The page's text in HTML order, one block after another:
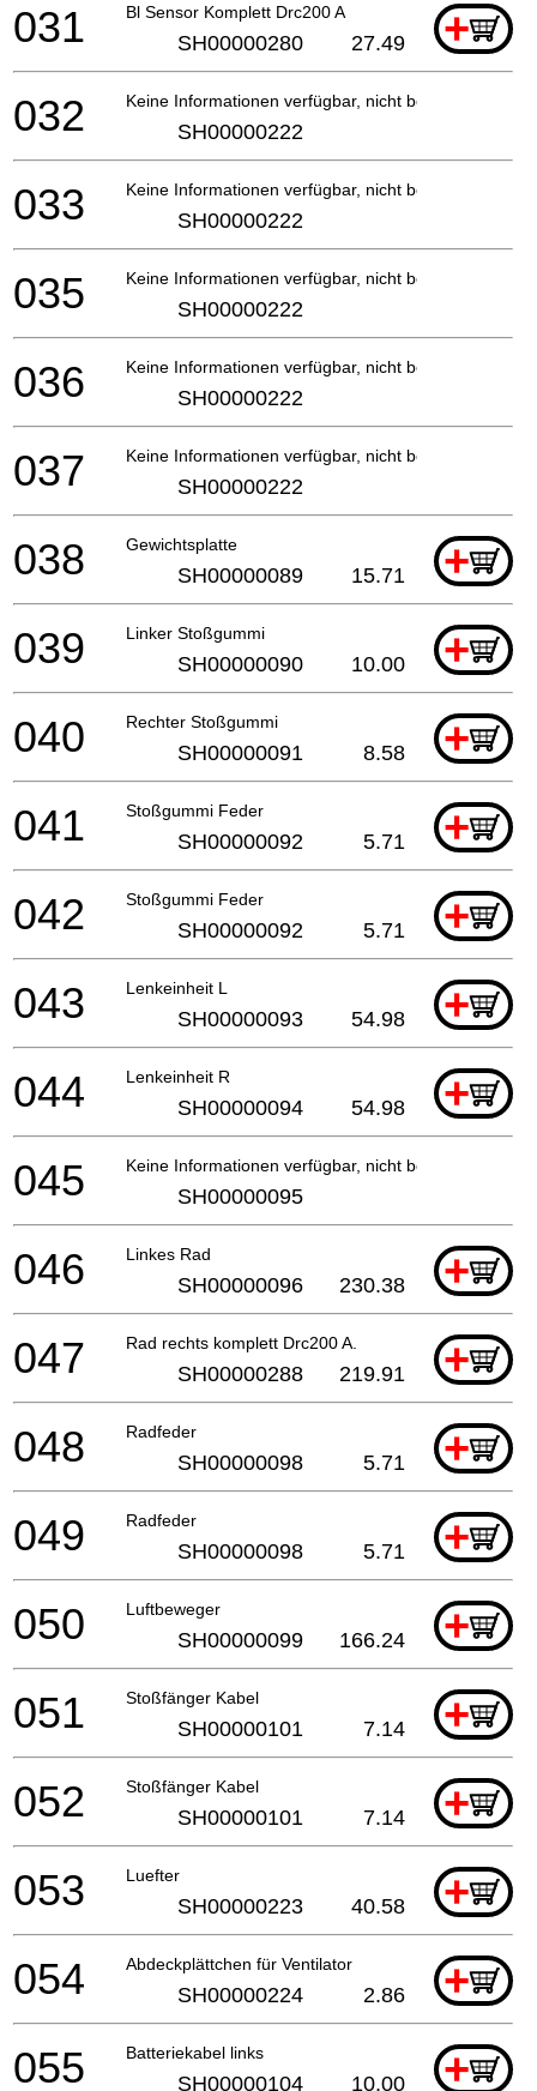
Bl Sensor Komplett Drc200 A +
031 SH00000280 27.49
Keine Informationen verfügbar, nicht bestellbar
032 SH00000222
Keine Informationen verfügbar, nicht bestellbar
033 SH00000222
Keine Informationen verfügbar, nicht bestellbar
035 SH00000222
Keine Informationen verfügbar, nicht bestellbar
036 SH00000222
Keine Informationen verfügbar, nicht bestellbar
037 SH00000222
Gewichtsplatte +
038 SH00000089 15.71
Linker Stoßgummi +
039 SH00000090 10.00
Rechter Stoßgummi +
040 SH00000091 8.58
Stoßgummi Feder +
041 SH00000092 5.71
Stoßgummi Feder +
042 SH00000092 5.71
Lenkeinheit L +
043 SH00000093 54.98
Lenkeinheit R +
044 SH00000094 54.98
Keine Informationen verfügbar, nicht bestellbar
045 SH00000095
Linkes Rad +
046 SH00000096 230.38
Rad rechts komplett Drc200 A. +
047 SH00000288 219.91
Radfeder +
048 SH00000098 5.71
Radfeder +
049 SH00000098 5.71
Luftbeweger +
050 SH00000099 166.24
Stoßfänger Kabel +
051 SH00000101 7.14
Stoßfänger Kabel +
052 SH00000101 7.14
Luefter +
053 SH00000223 40.58
Abdeckplättchen für Ventilator +
054 SH00000224 2.86
Batteriekabel links +
055 SH00000104 10.00